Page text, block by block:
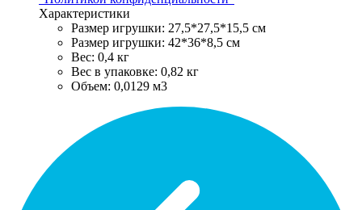
Характеристики
Размер игрушки: 27,5*27,5*15,5 см
Размер игрушки: 42*36*8,5 см
Вес: 0,4 кг
Вес в упаковке: 0,82 кг
Объем: 0,0129 м3